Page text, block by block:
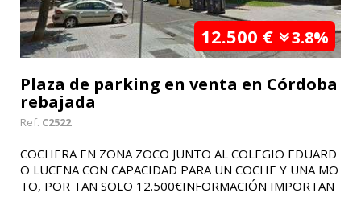
12.500 € 3.8%
Plaza de parking en venta en Córdoba
rebajada
Ref. C2522
COCHERA EN ZONA ZOCO JUNTO AL COLEGIO EDUARD
O LUCENA CON CAPACIDAD PARA UN COCHE Y UNA MO
TO, POR TAN SOLO 12.500€INFORMACIÓN IMPORTAN